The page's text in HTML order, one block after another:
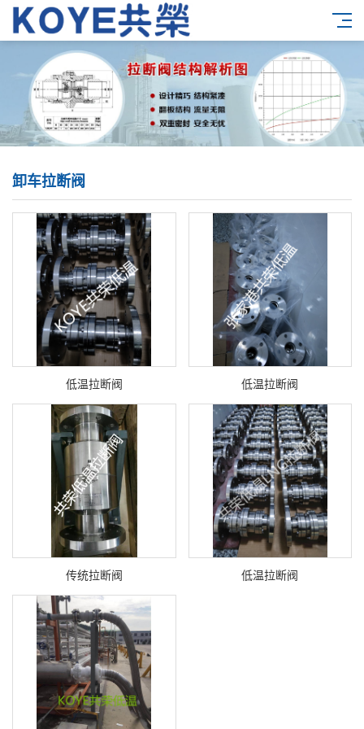
卸车拉断阀
低温拉断阀 低温拉断阀
传统拉断阀 低温拉断阀